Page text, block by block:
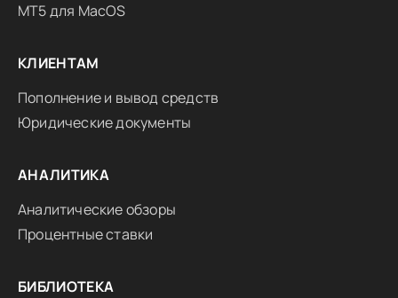
MT5 для MacOS
КЛИЕНТАМ
Пополнение и вывод средств
Юридические документы
АНАЛИТИКА
Аналитические обзоры
Процентные ставки
БИБЛИОТЕКА